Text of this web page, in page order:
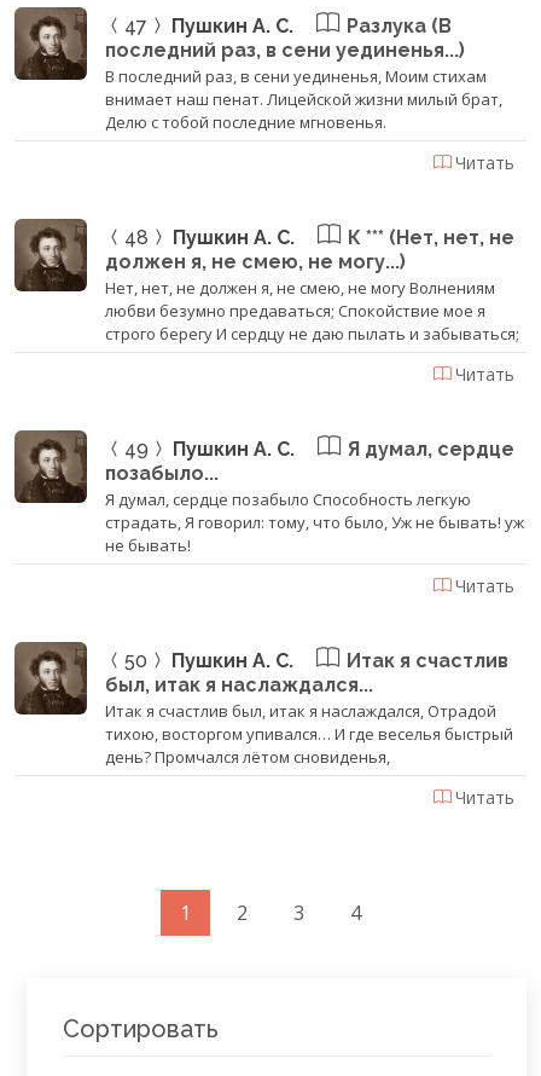
47 Пушкин А. С.
Разлука (В
последний раз, в сени уединенья...)
В последний раз, в сени уединенья, ‎Моим стихам
внимает наш пенат. ‎Лицейской жизни милый брат,
‎Делю с тобой последние мгновенья.
Читать
48 Пушкин А. С.
К *** (Нет, нет, не
должен я, не смею, не могу...)
Нет, нет, не должен я, не смею, не могу Волнениям
любви безумно предаваться; Спокойствие мое я
строго берегу И сердцу не даю пылать и забываться;
Читать
49 Пушкин А. С.
Я думал, сердце
позабыло...
Я думал, сердце позабыло Способность легкую
страдать, Я говорил: тому, что было, Уж не бывать! уж
не бывать!
Читать
50 Пушкин А. С.
Итак я счастлив
был, итак я наслаждался...
Итак я счастлив был, итак я наслаждался, Отрадой
тихою, восторгом упивался… И где веселья быстрый
день? Промчался лётом сновиденья,
Читать
1 2 3 4
Сортировать